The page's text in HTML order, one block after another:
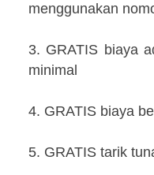
menggunakan
3. GRATIS biaya
minimal
4. GRATIS biaya
5. GRATIS tarik